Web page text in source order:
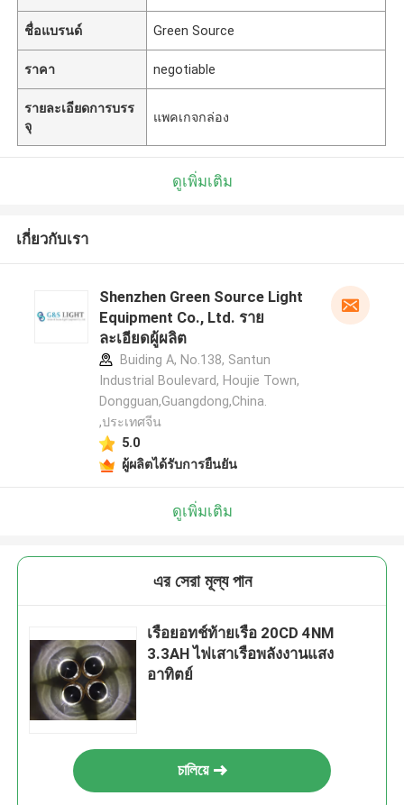
ชื่อแบรนด์ Green Source
ราคา negotiable
รายละเอียดการบรร
จุ
แพคเกจกล่อง
ดูเพิ่มเติม
เกี่ยวกับเรา
Shenzhen Green Source Light
Equipment Co., Ltd. ราย
ละเอียดผู้ผลิต
Buiding A, No.138, Santun
Industrial Boulevard, Houjie Town,
Dongguan,Guangdong,China.
,ประเทศจีน
5.0
ผู้ผลิตได้รับการยืนยัน
ดูเพิ่มเติม
এর সেরা মূল্য পান
เรือยอทช์ท้ายเรือ 20CD 4NM
3.3AH ไฟเสาเรือพลังงานแสง
อาทิตย์
চালিয়ে